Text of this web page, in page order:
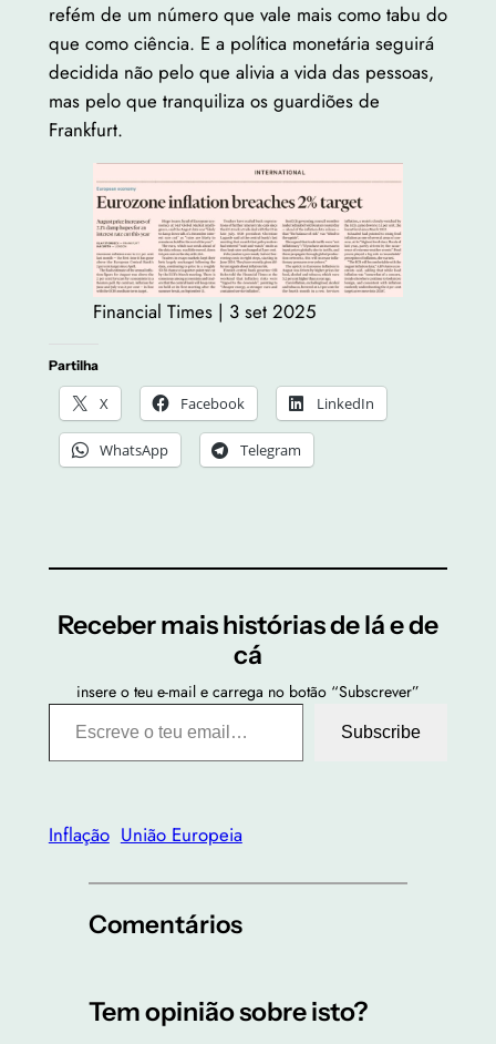
refém de um número que vale mais como tabu do
que como ciência. E a política monetária seguirá
decidida não pelo que alivia a vida das pessoas,
mas pelo que tranquiliza os guardiões de
Frankfurt.
Financial Times | 3 set 2025
Partilha
X Facebook LinkedIn
WhatsApp Telegram
Receber mais histórias de lá e de
cá
insere o teu e-mail e carrega no botão “Subscrever”
Escreve o teu email…
Subscribe
Inflação União Europeia
Comentários
Tem opinião sobre isto?